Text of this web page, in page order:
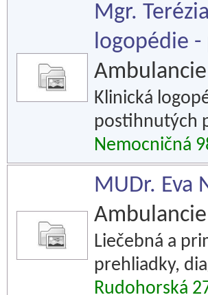
Mgr.
logopédie
Klinická
postihnutých
Nemocničná
MUDr. Eva
Liečebná a
prehliadky,
Rudohorská